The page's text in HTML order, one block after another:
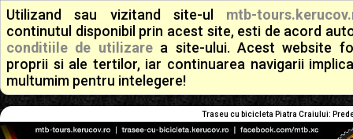
Utilizand sau vizitand site-ul mtb-
continutul disponibil prin acest site, esti de acord
conditiile de utilizarea site-ului. Acest website
proprii si ale tertilor, iar continuarea navigarii
multumim pentru intelegere!
Traseu cu bicicleta Piatra Craiului: